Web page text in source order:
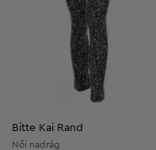
Bitte Kai Rand
Női nadrág